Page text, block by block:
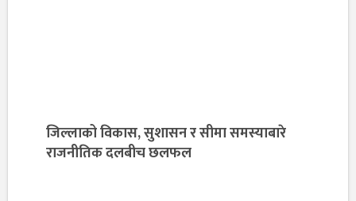
जिल्लाको विकास, सुशासन र सीमा समस्याबारे
राजनीतिक दलबीच छलफल